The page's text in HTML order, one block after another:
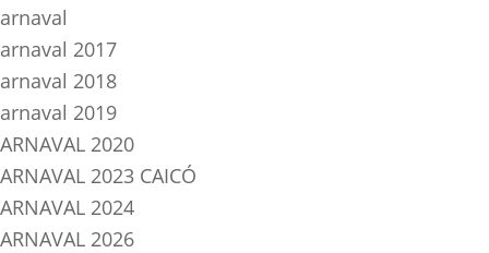
2017
2018
2019
2020
2023 CAICÓ
2024
2026